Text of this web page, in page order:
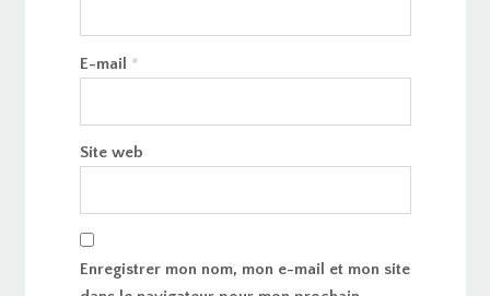
E-mail *
Site web
Enregistrer mon nom, mon e-mail et mon site